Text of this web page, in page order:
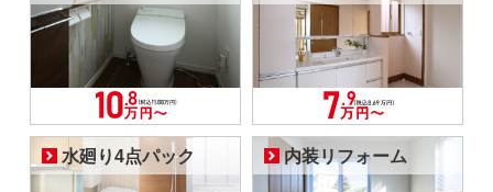
水廻り4点パック 内装リフォーム